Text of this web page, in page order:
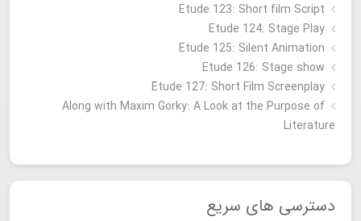
Etude 123: Short film Script
Etude 124: Stage Play
Etude 125: Silent Animation
Etude 126: Stage show
Étude 127: Short Film Screenplay
Along with Maxim Gorky: A Look at the Purpose of
Literature
دسترسی های سریع